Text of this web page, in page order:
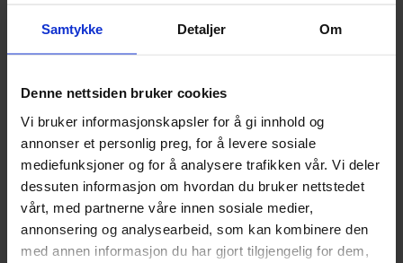
Samtykke Detaljer Om
Denne nettsiden bruker cookies
Vi bruker informasjonskapsler for å gi innhold og
annonser et personlig preg, for å levere sosiale
mediefunksjoner og for å analysere trafikken vår. Vi deler
dessuten informasjon om hvordan du bruker nettstedet
vårt, med partnerne våre innen sosiale medier,
annonsering og analysearbeid, som kan kombinere den
med annen informasjon du har gjort tilgjengelig for dem,
Amazing Spider-Man Epic
Collection: Maximum
Carnage
David Michelinie,J M Dematteis ,Terry Kavanagh
Amazing Spider-Man Epic
CollectionVol. 25
Paperback · Engelsk
Amazing Spider-Man Epic
Collection: The Goblin Lives
Arnold Drake,Gary Friedrich
Amazing Spider-Man Epic
CollectionVol. 4
Paperback · Engelsk